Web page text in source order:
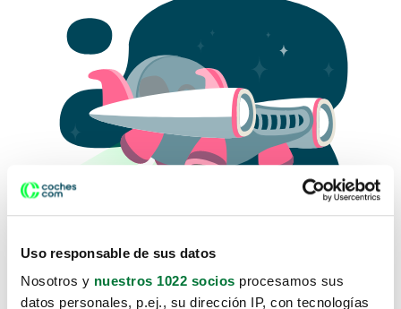
Uso responsable de sus datos
Nosotros y nuestros 1022 socios procesamos sus
datos personales, p.ej., su dirección IP, con tecnologías